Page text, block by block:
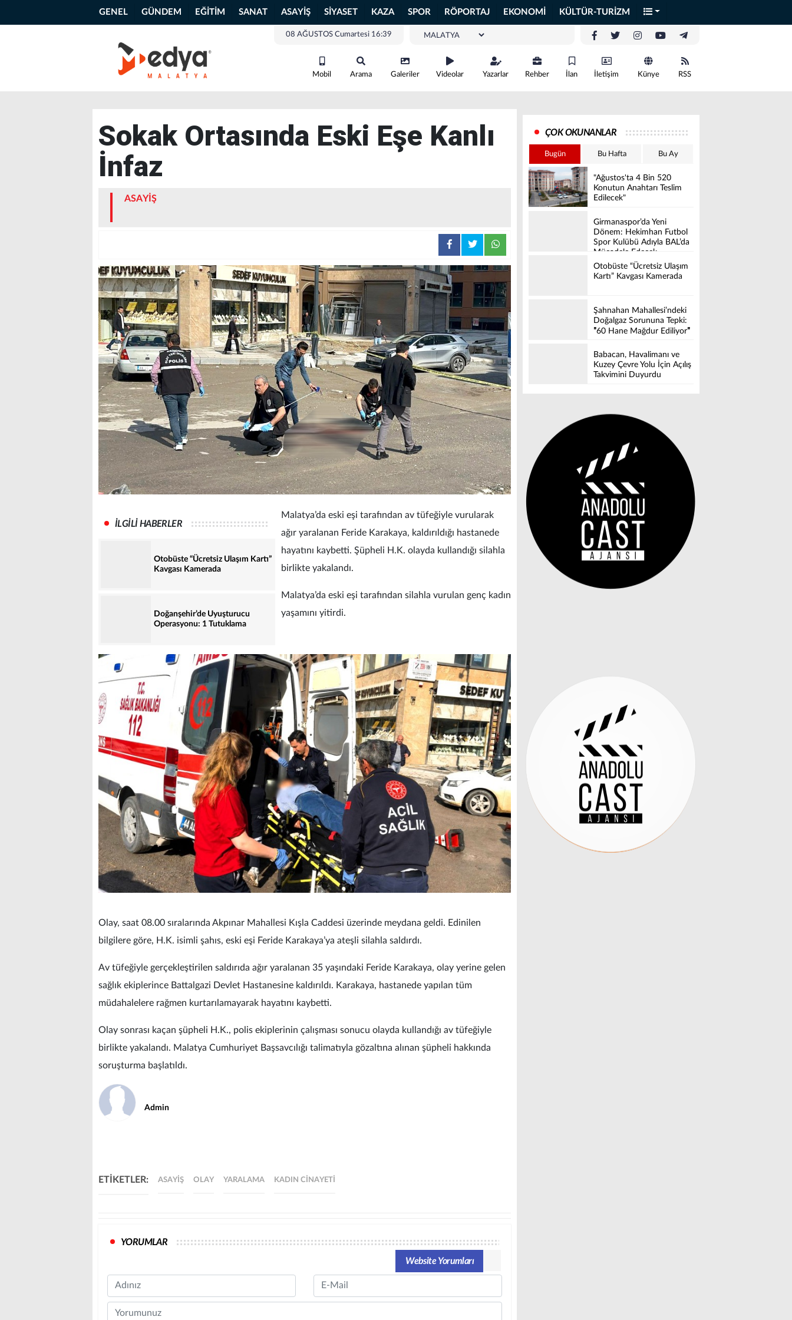
GENEL GÜNDEM EĞİTİM SANAT ASAYİŞ SİYASET KAZA SPOR RÖPORTAJ EKONOMİ KÜLTÜR-TURİZM
08 AĞUSTOS Cumartesi 16:39
Mobil Arama Galeriler Videolar Yazarlar Rehber İlan İletişim Künye RSS
Sokak Ortasında Eski Eşe Kanlı
İnfaz
ASAYİŞ
İLGİLİ HABERLER
Otobüste “Ücretsiz Ulaşım Kartı”
Kavgası Kamerada
Doğanşehir’de Uyuşturucu
Operasyonu: 1 Tutuklama
Malatya’da eski eşi tarafından av tüfeğiyle vurularak
ağır yaralanan Feride Karakaya, kaldırıldığı hastanede
hayatını kaybetti. Şüpheli H.K. olayda kullandığı silahla
birlikte yakalandı.
Malatya’da eski eşi tarafından silahla vurulan genç kadın
yaşamını yitirdi.
Olay, saat 08.00 sıralarında Akpınar Mahallesi Kışla Caddesi üzerinde meydana geldi. Edinilen
bilgilere göre, H.K. isimli şahıs, eski eşi Feride Karakaya’ya ateşli silahla saldırdı.
Av tüfeğiyle gerçekleştirilen saldırıda ağır yaralanan 35 yaşındaki Feride Karakaya, olay yerine gelen
sağlık ekiplerince Battalgazi Devlet Hastanesine kaldırıldı. Karakaya, hastanede yapılan tüm
müdahalelere rağmen kurtarılamayarak hayatını kaybetti.
Olay sonrası kaçan şüpheli H.K., polis ekiplerinin çalışması sonucu olayda kullandığı av tüfeğiyle
birlikte yakalandı. Malatya Cumhuriyet Başsavcılığı talimatıyla gözaltına alınan şüpheli hakkında
soruşturma başlatıldı.
Admin
ETİKETLER: ASAYIŞ OLAY YARALAMA KADIN CINAYETI
YORUMLAR
Website Yorumları
Name Email
Comment
ÇOK OKUNANLAR
Bugün Bu Hafta Bu Ay
"Ağustos'ta 4 Bin 520
Konutun Anahtarı Teslim
Edilecek"
Girmanaspor’da Yeni
Dönem: Hekimhan Futbol
Spor Kulübü Adıyla BAL’da
Mücadele Edecek
Otobüste “Ücretsiz Ulaşım
Kartı” Kavgası Kamerada
Şahnahan Mahallesi’ndeki
Doğalgaz Sorununa Tepki:
″60 Hane Mağdur Ediliyor″
Babacan, Havalimanı ve
Kuzey Çevre Yolu İçin Açılış
Takvimini Duyurdu